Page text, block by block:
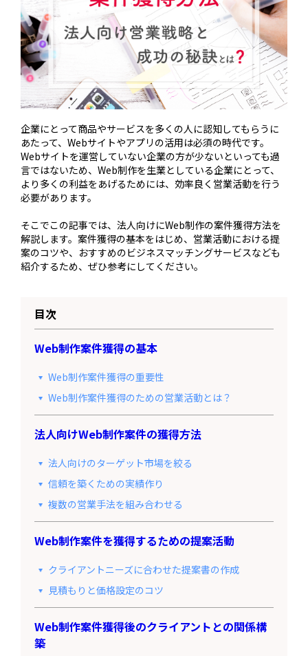
企業にとって商品やサービスを多くの人に認知してもらうに
あたって、Webサイトやアプリの活用は必須の時代です。
Webサイトを運営していない企業の方が少ないといっても過
言ではないため、Web制作を生業としている企業にとって、
より多くの利益をあげるためには、効率良く営業活動を行う
必要があります。
そこでこの記事では、法人向けにWeb制作の案件獲得方法を
解説します。案件獲得の基本をはじめ、営業活動における提
案のコツや、おすすめのビジネスマッチングサービスなども
紹介するため、ぜひ参考にしてください。
目次
Web制作案件獲得の基本
Web制作案件獲得の重要性
Web制作案件獲得のための営業活動とは？
法人向けWeb制作案件の獲得方法
法人向けのターゲット市場を絞る
信頼を築くための実績作り
複数の営業手法を組み合わせる
Web制作案件を獲得するための提案活動
クライアントニーズに合わせた提案書の作成
見積もりと価格設定のコツ
Web制作案件獲得後のクライアントとの関係構
築